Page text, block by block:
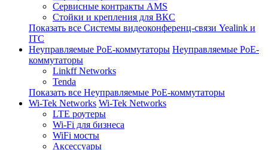
Сервисные контракты AMS
Стойки и крепления для ВКС
Показать все Системы видеоконференц-связи Yealink и
ITC
Неуправляемые PoE-коммутаторы Неуправляемые PoE-
коммутаторы
Linkff Networks
Tenda
Показать все Неуправляемые PoE-коммутаторы
Wi-Tek Networks Wi-Tek Networks
LTE роутеры
Wi-Fi для бизнеса
WiFi мосты
Аксессуары